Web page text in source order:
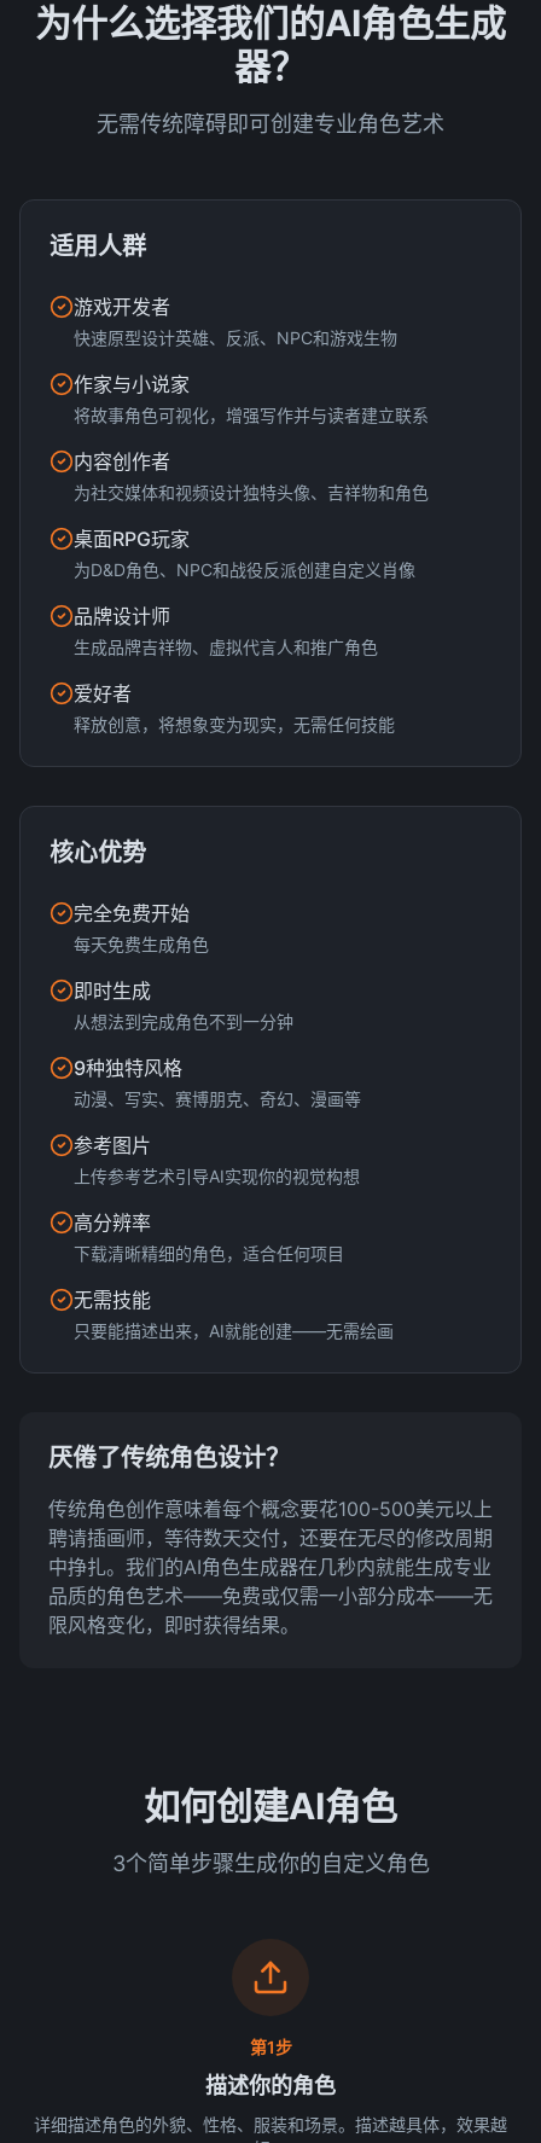
为什么选择我们的AI角色生成
器？
无需传统障碍即可创建专业角色艺术
适用人群
游戏开发者
快速原型设计英雄、反派、NPC和游戏生物
作家与小说家
将故事角色可视化，增强写作并与读者建立联系
内容创作者
为社交媒体和视频设计独特头像、吉祥物和角色
桌面RPG玩家
为D&D角色、NPC和战役反派创建自定义肖像
品牌设计师
生成品牌吉祥物、虚拟代言人和推广角色
爱好者
释放创意，将想象变为现实，无需任何技能
核心优势
完全免费开始
每天免费生成角色
即时生成
从想法到完成角色不到一分钟
9种独特风格
动漫、写实、赛博朋克、奇幻、漫画等
参考图片
上传参考艺术引导AI实现你的视觉构想
高分辨率
下载清晰精细的角色，适合任何项目
无需技能
只要能描述出来，AI就能创建——无需绘画
厌倦了传统角色设计？
传统角色创作意味着每个概念要花100-500美元以上
聘请插画师，等待数天交付，还要在无尽的修改周期
中挣扎。我们的AI角色生成器在几秒内就能生成专业
品质的角色艺术——免费或仅需一小部分成本——无
限风格变化，即时获得结果。
如何创建AI角色
3个简单步骤生成你的自定义角色
第1步
描述你的角色
详细描述角色的外貌、性格、服装和场景。描述越具体，效果越